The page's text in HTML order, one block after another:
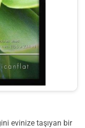
evinize taşıyan bir